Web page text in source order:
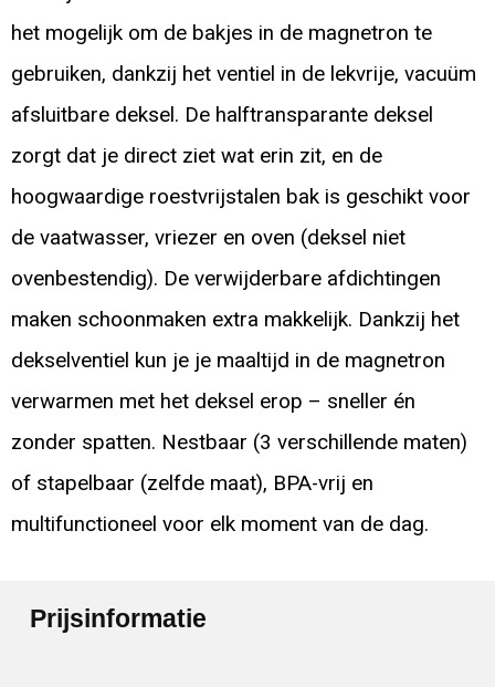
het mogelijk om de bakjes in de magnetron te
gebruiken, dankzij het ventiel in de lekvrije, vacuüm
afsluitbare deksel. De halftransparante deksel
zorgt dat je direct ziet wat erin zit, en de
hoogwaardige roestvrijstalen bak is geschikt voor
de vaatwasser, vriezer en oven (deksel niet
ovenbestendig). De verwijderbare afdichtingen
maken schoonmaken extra makkelijk. Dankzij het
dekselventiel kun je je maaltijd in de magnetron
verwarmen met het deksel erop – sneller én
zonder spatten. Nestbaar (3 verschillende maten)
of stapelbaar (zelfde maat), BPA-vrij en
multifunctioneel voor elk moment van de dag.
Prijsinformatie